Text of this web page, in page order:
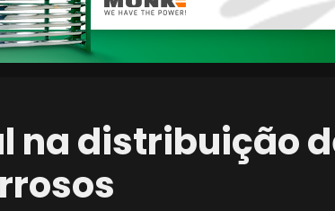
na distribuição